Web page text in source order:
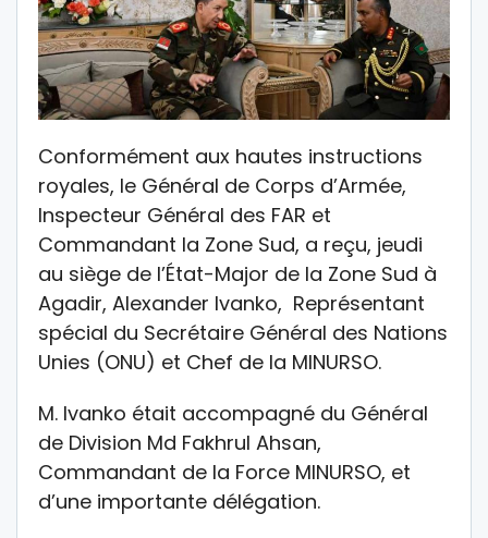
Conformément aux hautes instructions
royales, le Général de Corps d’Armée,
Inspecteur Général des FAR et
Commandant la Zone Sud, a reçu, jeudi
au siège de l’État-Major de la Zone Sud à
Agadir, Alexander Ivanko, Représentant
spécial du Secrétaire Général des Nations
Unies (ONU) et Chef de la MINURSO.
M. Ivanko était accompagné du Général
de Division Md Fakhrul Ahsan,
Commandant de la Force MINURSO, et
d’une importante délégation.